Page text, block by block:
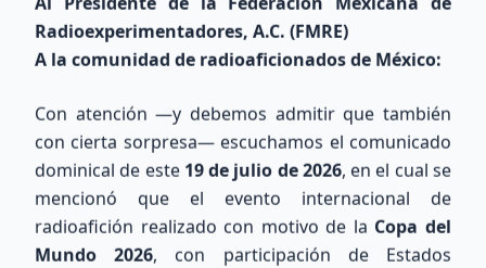
Día REGULAR
Noche POBRE
12m-10m
24.89 - 29.7 MHz
Día POBRE
Noche POBRE
Radioexperimentadores, A.C. (FMRE)
A la comunidad de radioaficionados de México:
Con atención —y debemos admitir que también
con cierta sorpresa— escuchamos el comunicado
dominical de este 19 de julio de 2026, en el cual se
mencionó que el evento internacional de
radioafición realizado con motivo de la Copa del
Mundo 2026, con participación de Estados